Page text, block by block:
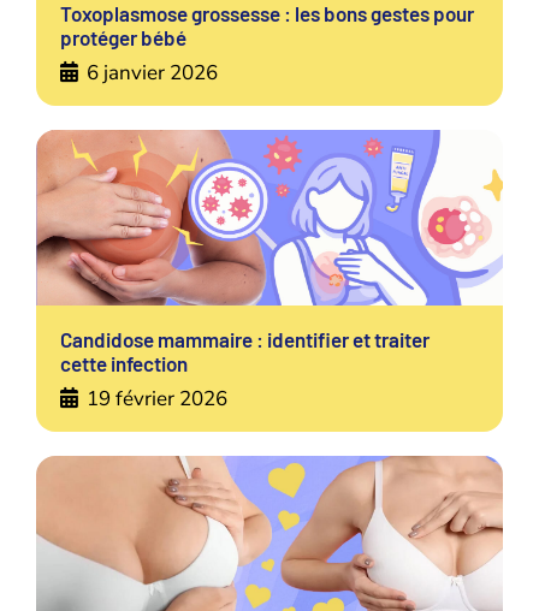
Toxoplasmose grossesse : les bons gestes pour
protéger bébé
6 janvier 2026
Candidose mammaire : identifier et traiter
cette infection
19 février 2026